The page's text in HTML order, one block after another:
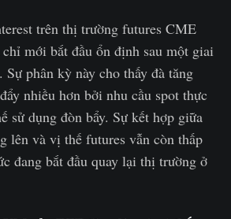
trên thị trường futures CME
mới bắt đầu ổn định sau một giai
Sự phân kỳ này cho thấy đà tăng
nhiều hơn bởi nhu cầu spot thực
sử dụng đòn bẩy. Sự kết hợp giữa
lên và vị thế futures vẫn còn thấp
đang bắt đầu quay lại thị trường ở